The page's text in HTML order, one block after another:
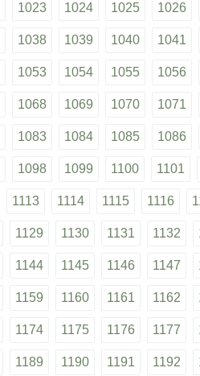
1023 1024 1025 1026
1038 1039 1040 1041
1053 1054 1055 1056
1068 1069 1070 1071
1083 1084 1085 1086
1098 1099 1100 1101
1113 1114 1115 1116
1129 1130 1131 1132
1144 1145 1146 1147
1159 1160 1161 1162
1174 1175 1176 1177
1189 1190 1191 1192